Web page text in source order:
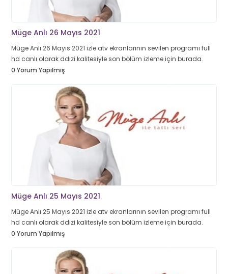
Müge Anlı 26 Mayıs 2021
Müge Anlı 26 Mayıs 2021 izle atv ekranlarının sevilen programı full
hd canlı olarak ddizi kalitesiyle son bölüm izleme için burada.
0 Yorum Yapılmış
Müge Anlı 25 Mayıs 2021
Müge Anlı 25 Mayıs 2021 izle atv ekranlarının sevilen programı full
hd canlı olarak ddizi kalitesiyle son bölüm izleme için burada.
0 Yorum Yapılmış